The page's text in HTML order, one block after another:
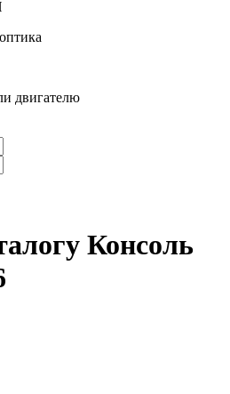
двигателю
Консоль